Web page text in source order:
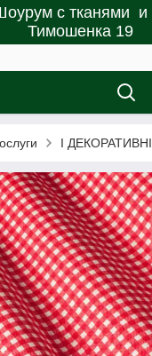
с тканями и
Тимошенка 19
І